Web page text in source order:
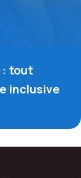
: tout
inclusive